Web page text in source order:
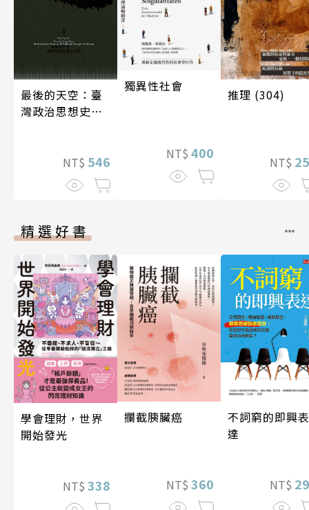
最後的天空：臺
灣政治思想史研
NT$ 546
獨異性社會
NT$ 400
推理 (304)
NT$
精選好書
學會理財，世界
開始發光
NT$ 338
攔截胰臟癌
NT$ 360
不詞窮的即興表
達
NT$